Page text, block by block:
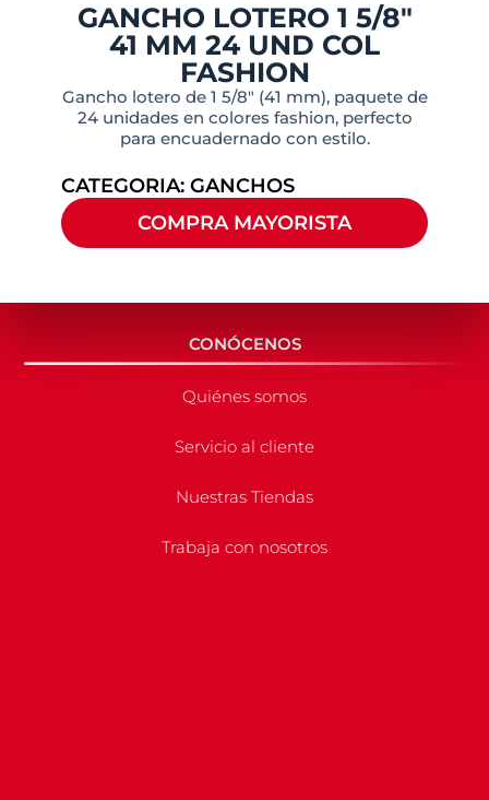
GANCHO LOTERO 1 5/8″
41 MM 24 UND COL
FASHION
Gancho lotero de 1 5/8″ (41 mm), paquete de
24 unidades en colores fashion, perfecto
para encuadernado con estilo.
CATEGORIA: GANCHOS
COMPRA MAYORISTA
CONÓCENOS
Quiénes somos
Servicio al cliente
Nuestras Tiendas
Trabaja con nosotros